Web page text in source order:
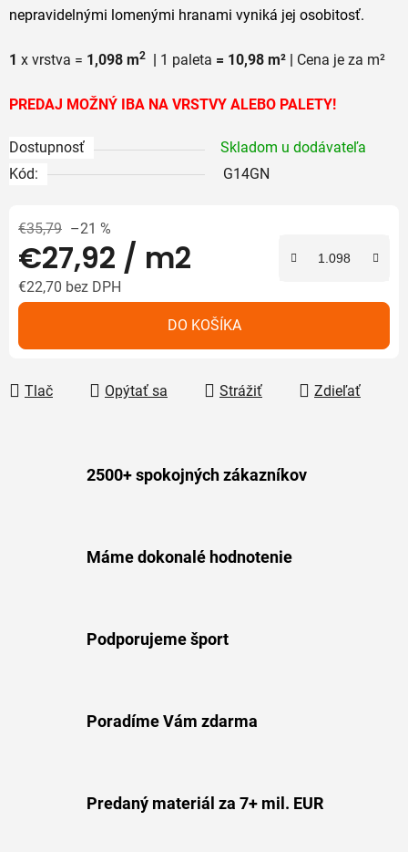
nepravidelnými lomenými hranami vyniká jej osobitosť.
1 x vrstva = 1,098 m2 | 1 paleta = 10,98 m² | Cena je za m²
PREDAJ MOŽNÝ IBA NA VRSTVY ALEBO PALETY!
Dostupnosť
Skladom u dodávateľa
Kód:
G14GN
€35,79 –21 %
€27,92 / m2
€22,70 bez DPH
DO KOŠÍKA
Tlač Opýtať sa Strážiť Zdieľať
2500+ spokojných zákazníkov
Máme dokonalé hodnotenie
Podporujeme šport
Poradíme Vám zdarma
Predaný materiál za 7+ mil. EUR